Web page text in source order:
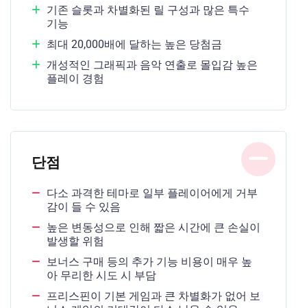
기존 슬롯과 차별화된 릴 구성과 많은 특수
기능
최대 20,000배에 달하는 높은 당첨금
개성적인 그래픽과 음악 연출로 몰입감 높은
플레이 경험
단점
다소 과격한 테마로 일부 플레이어에게 거부
감이 들 수 있음
높은 변동성으로 인해 짧은 시간에 큰 손실이
발생할 위험
보너스 구매 등의 추가 기능 비용이 매우 높
아 무리한 시도 시 부담
프리스핀이 기본 게임과 큰 차별화가 없어 보